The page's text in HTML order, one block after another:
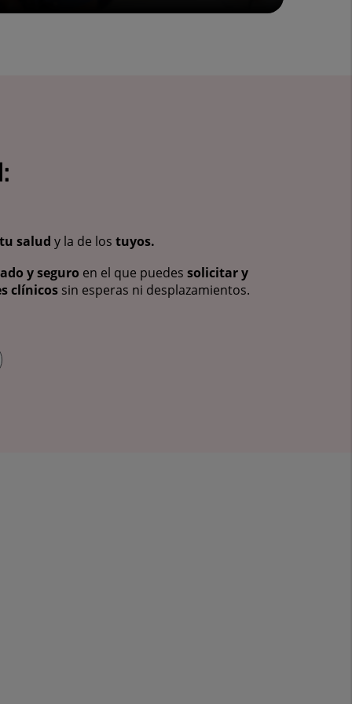
tu salud y la de los tuyos.
y seguro en el que puedes solicitar y
clínicos sin esperas ni desplazamientos.